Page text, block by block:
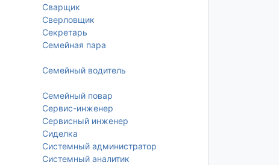
Сварщик
Сверловщик
Секретарь
Семейная пара
Семейный водитель
Семейный повар
Сервис-инженер
Сервисный инженер
Сиделка
Системный администратор
Системный аналитик